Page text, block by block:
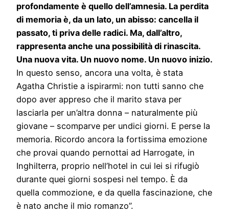
profondamente è quello dell’amnesia. La perdita
di memoria è, da un lato, un abisso: cancella il
passato, ti priva delle radici. Ma, dall’altro,
rappresenta anche una possibilità di rinascita.
Una nuova vita. Un nuovo nome. Un nuovo inizio.
In questo senso, ancora una volta, è stata
Agatha Christie a ispirarmi: non tutti sanno che
dopo aver appreso che il marito stava per
lasciarla per un’altra donna – naturalmente più
giovane – scomparve per undici giorni. E perse la
memoria. Ricordo ancora la fortissima emozione
che provai quando pernottai ad Harrogate, in
Inghilterra, proprio nell’hotel in cui lei si rifugiò
durante quei giorni sospesi nel tempo. È da
quella commozione, e da quella fascinazione, che
è nato anche il mio romanzo”.